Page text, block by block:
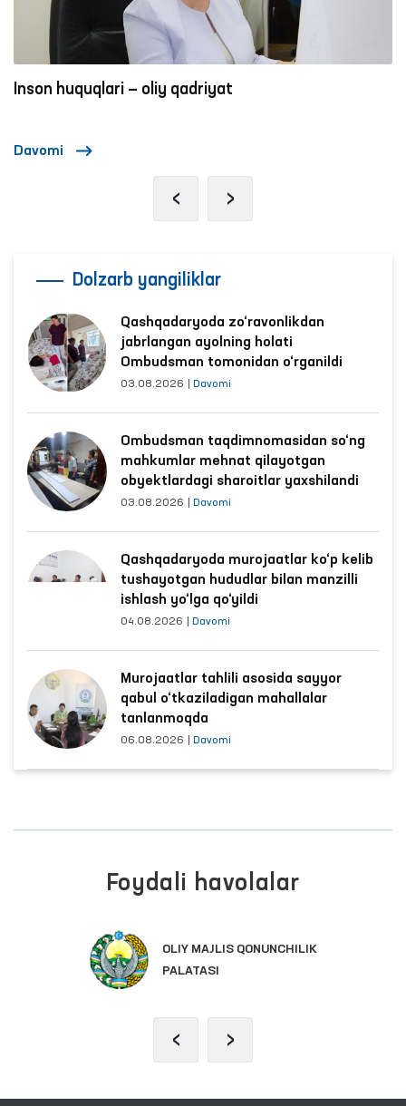
Inson huquqlari — oliy qadriyat
Davomi
‹ ›
Dolzarb yangiliklar
Qashqadaryoda zo‘ravonlikdan
jabrlangan ayolning holati
Ombudsman tomonidan o‘rganildi
03.08.2026 Davomi
Ombudsman taqdimnomasidan so‘ng
mahkumlar mehnat qilayotgan
obyektlardagi sharoitlar yaxshilandi
03.08.2026 Davomi
Qashqadaryoda murojaatlar ko‘p kelib
tushayotgan hududlar bilan manzilli
ishlash yo‘lga qo‘yildi
04.08.2026 Davomi
Murojaatlar tahlili asosida sayyor
qabul o‘tkaziladigan mahallalar
tanlanmoqda
06.08.2026 Davomi
Foydali havolalar
OLIY MAJLIS QONUNCHILIK
PALATASI
‹ ›